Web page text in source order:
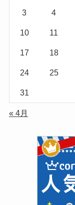
3 4
10 11
17 18
24 25
31
« 4月